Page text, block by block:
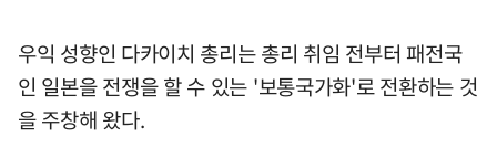
우익 성향인 다카이치 총리는 총리 취임 전부터 패전국
인 일본을 전쟁을 할 수 있는 '보통국가화'로 전환하는 것
을 주창해 왔다.